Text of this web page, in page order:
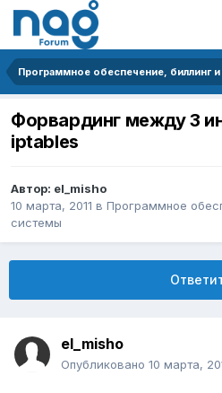
Программное обеспечение, биллинг
Форвардинг между 3
iptables
Автор: el_misho
10 марта, 2011 в Программное
системы
el_misho
Опубликовано 10 марта,